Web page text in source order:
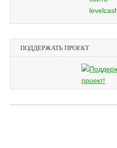
ПОДДЕРЖАТЬ ПРОЕКТ